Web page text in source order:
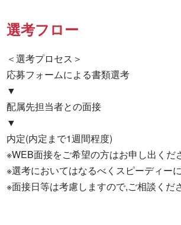
選考フロー
＜選考プロセス＞
応募フォームによる書類選考
▼
配属先担当者との面接
▼
内定(内定まで1週間程度)
※WEB面接をご希望の方はお申し出くだ
※選考においてはなるべくスピーディーに
※面接日等は考慮しますので,ご相談くだ